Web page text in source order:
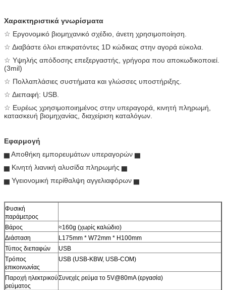
Χαρακτηριστικά γνωρίσματα
☆ Εργονομικό βιομηχανικό σχέδιο, άνετη χρησιμοποίηση.
☆ Διαβάστε όλοι επικρατόντες 1D κώδικας στην αγορά εύκολα.
☆ Υψηλής απόδοσης επεξεργαστής, γρήγορα που αποκωδικοποιεί.
(3mil)
☆ Πολλαπλάσιες συστήματα και γλώσσες υποστήριξης.
☆ Διεπαφή: USB.
☆ Ευρέως χρησιμοποιημένος στην υπεραγορά, κινητή πληρωμή,
κατασκευή βιομηχανίας, διαχείριση καταλόγων.
Εφαρμογή
▅ Αποθήκη εμπορευμάτων υπεραγορών ▅
▅ Κινητή λιανική αλυσίδα πληρωμής ▅
▅ Υγειονομική περίθαλψη αγγελιαφόρων ▅
Φυσική
παράμετρος
Βάρος
≈160g (χωρίς καλώδιο)
Διάσταση
L175mm * W72mm * H100mm
Τύπος διεπαφών
USB
Τρόπος
επικοινωνίας
USB (USB-KBW, USB-COM)
Παροχή ηλεκτρικού
ρεύματος
Συνεχές ρεύμα το 5V@80mA (εργασία)